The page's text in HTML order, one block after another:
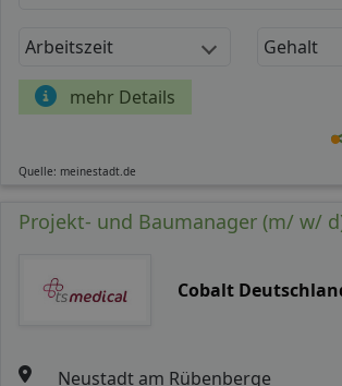
Arbeitszeit Gehalt
mehr Details
Quelle: meinestadt.de
Projekt- und Baumanager (m/ w/
Cobalt
Neustadt am Rübenberge